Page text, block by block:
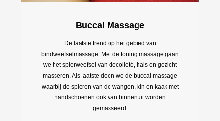
Buccal Massage
De laatste trend op het gebied van
bindweefselmassage. Met de toning massage gaan
we het spierweefsel van decolleté, hals en gezicht
masseren. Als laatste doen we de buccal massage
waarbij de spieren van de wangen, kin en kaak met
handschoenen ook van binnenuit worden
gemasseerd.